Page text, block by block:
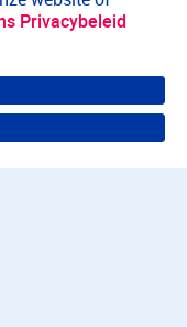
Privacybeleid